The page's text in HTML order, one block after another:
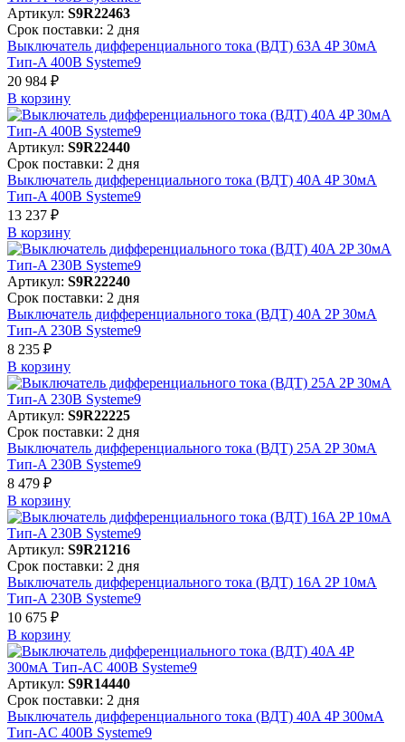
Артикул: S9R22463
Срок поставки: 2 дня
Выключатель дифференциального тока (ВДТ) 63A 4P 30мА
Тип-A 400В Systeme9
20 984 ₽
В корзинy
Артикул: S9R22440
Срок поставки: 2 дня
Выключатель дифференциального тока (ВДТ) 40A 4P 30мА
Тип-A 400В Systeme9
13 237 ₽
В корзинy
Артикул: S9R22240
Срок поставки: 2 дня
Выключатель дифференциального тока (ВДТ) 40A 2P 30мА
Тип-A 230В Systeme9
8 235 ₽
В корзинy
Артикул: S9R22225
Срок поставки: 2 дня
Выключатель дифференциального тока (ВДТ) 25A 2P 30мА
Тип-A 230В Systeme9
8 479 ₽
В корзинy
Артикул: S9R21216
Срок поставки: 2 дня
Выключатель дифференциального тока (ВДТ) 16A 2P 10мА
Тип-A 230В Systeme9
10 675 ₽
В корзинy
Артикул: S9R14440
Срок поставки: 2 дня
Выключатель дифференциального тока (ВДТ) 40A 4P 300мА
Тип-AC 400В Systeme9